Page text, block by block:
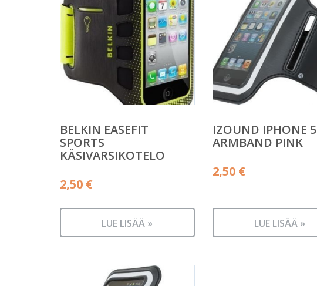
BELKIN EASEFIT
SPORTS
KÄSIVARSIKOTELO
2,50 €
LUE LISÄÄ »
IZOUND IPHONE 5
ARMBAND PINK
2,50 €
LUE LISÄÄ »